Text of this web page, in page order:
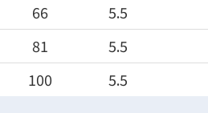
66
5.5
81
5.5
100 5.5